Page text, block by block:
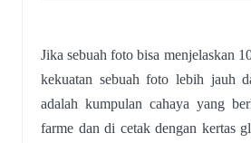
Jika sebuah foto bisa menjelaskan
kekuatan sebuah foto lebih jauh
adalah kumpulan cahaya yang
farme dan di cetak dengan kertas